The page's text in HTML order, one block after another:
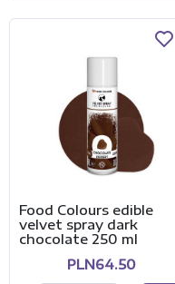
Food Colours edible
velvet spray dark
chocolate 250 ml
PLN64.50